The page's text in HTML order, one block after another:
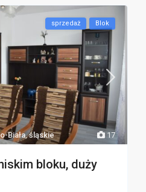
17
Biała,śląskie
sprzedaż Blok
bloku, duży